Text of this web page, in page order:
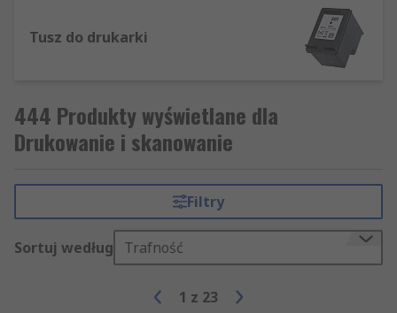
Tusz do drukarki
444 Produkty wyświetlane dla
Drukowanie i skanowanie
Filtry
Sortuj według Trafność
1 z 23